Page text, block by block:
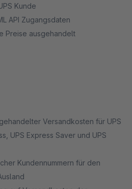
Kunde
API Zugangsdaten
Preise ausgehandelt
Versandkosten für UPS
UPS Express Saver und UPS
Kundennummern für den